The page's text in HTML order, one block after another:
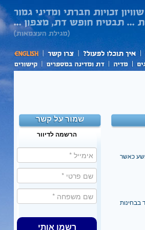
שמור על קשר
הרשמה לדיוור
רשמו אותי
כאשר
בבחינות